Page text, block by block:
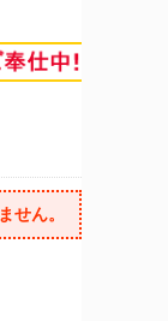
せん。